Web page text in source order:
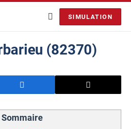
SIMULATION
(82370)
Sommaire